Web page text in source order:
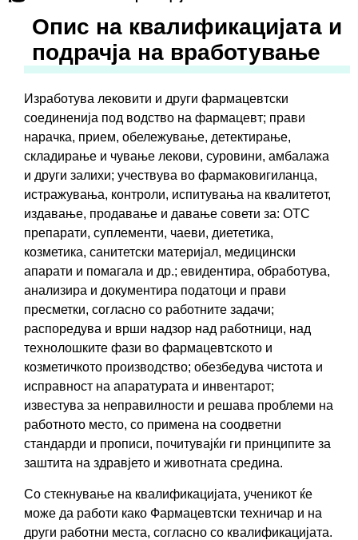
Oпис на квалификацијата и
подрачја на вработување
Изработува лековити и други фармацевтски
соединенија под водство на фармацевт; прави
нарачка, прием, обележување, детектирање,
складирање и чување лекови, суровини, амбалажа
и други залихи; учествува во фармаковигиланца,
истражувања, контроли, испитувања на квалитетот,
издавање, продавање и давање совети за: OTC
препарати, суплементи, чаеви, диететика,
козметика, санитетски материјал, медицински
апарати и помагала и др.; евидентира, обработува,
анализира и документира податоци и прави
пресметки, согласно со работните задачи;
распоредува и врши надзор над работници, над
технолошките фази во фармацевтското и
козметичкото производство; обезбедува чистота и
исправност на апаратурата и инвентарот;
известува за неправилности и решава проблеми на
работното место, со примена на соодветни
стандарди и прописи, почитувајќи ги принципите за
заштита на здравјето и животната средина.
Со стекнување на квалификацијатa, ученикот ќе
може да работи како Фармацевтски тeхничар и на
други работни места, согласно со квалификацијата.